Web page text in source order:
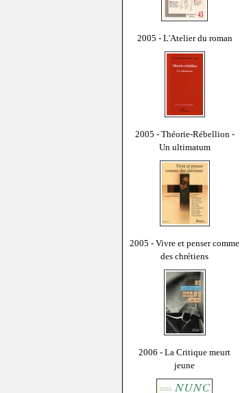
2005 - L'Atelier du roman
2005 - Théorie-Rébellion -
Un ultimatum
2005 - Vivre et penser comme
des chrétiens
2006 - La Critique meurt
jeune